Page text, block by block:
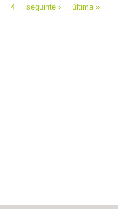
4 seguinte › última »